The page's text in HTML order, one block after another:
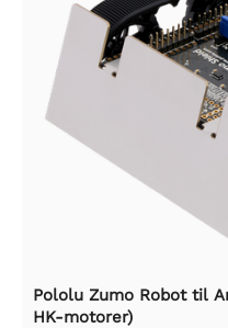
Pololu Zumo Robot til
HK-motorer)